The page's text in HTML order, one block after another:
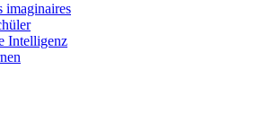
imaginaires
Intelligenz